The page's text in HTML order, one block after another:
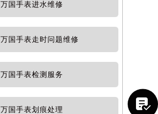
万国手表进水维修
万国手表走时问题维修
万国手表检测服务
万国手表划痕处理 